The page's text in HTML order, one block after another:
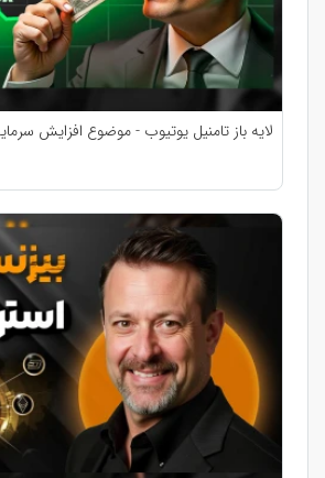
لایه باز تامنیل یوتیوب - موضوع افزایش